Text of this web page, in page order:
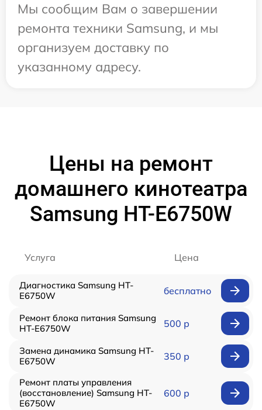
Мы сообщим Вам о завершении
ремонта техники Samsung, и мы
организуем доставку по
указанному адресу.
Цены на ремонт
домашнего кинотеатра
Samsung HT-E6750W
Услуга Цена
Диагностика Samsung HT-
E6750W
бесплатно
Ремонт блока питания Samsung
HT-E6750W
500 р
Замена динамика Samsung HT-
E6750W
350 р
Ремонт платы управления
(восстановление) Samsung HT-
E6750W
600 р